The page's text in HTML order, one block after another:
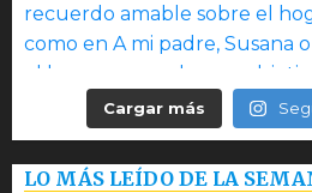
Cargar más
LO MÁS LEÍDO DE LA